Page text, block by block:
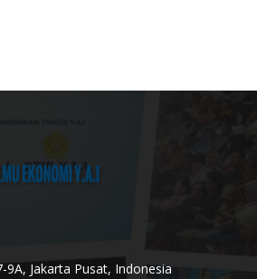
9A, Jakarta Pusat, Indonesia